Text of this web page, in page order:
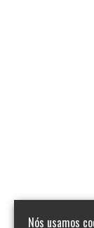
Nós usamos